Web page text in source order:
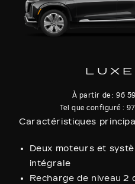
LUXE
À partir de :96
Tel que configuré :
Caractéristiques
Deux moteurs et
intégrale
Recharge de niveau 2